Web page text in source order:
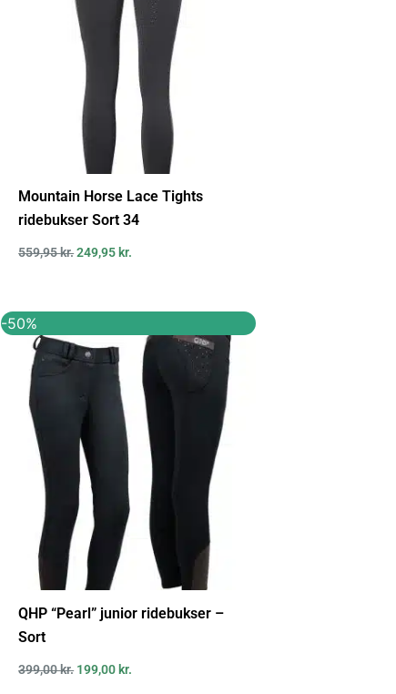
Mountain Horse Lace Tights
ridebukser Sort 34
559,95kr.249,95 kr.
-50%
QHP “Pearl” junior ridebukser –
Sort
399,00kr.
oprindelige
pris
var:
399,00 kr..
199,00 kr.
aktuelle
pris
er:
199,00 kr..